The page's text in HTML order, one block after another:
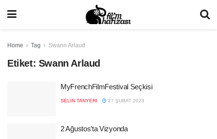
Home Tag Swann Arlaud
Etiket: Swann Arlaud
MyFrenchFilmFestival Seçkisi
SELIN TANYERI 27 ŞUBAT 2023
2 Ağustos’ta Vizyonda